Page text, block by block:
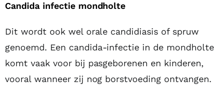
Candida infectie mondholte
Dit wordt ook wel orale candidiasis of spruw
genoemd. Een candida-infectie in de mondholte
komt vaak voor bij pasgeborenen en kinderen,
vooral wanneer zij nog borstvoeding ontvangen.